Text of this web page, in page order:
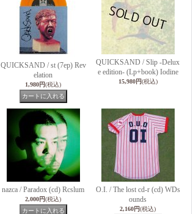
QUICKSAND / st (7ep) Rev
elation
1,980円(税込)
QUICKSAND / Slip -Delux
e edition- (Lp+book) Iodine
15,980円(税込)
nazca / Paradox (cd) Rcslum
2,000円(税込)
O.I. / The lost cd-r (cd) WDs
ounds
2,160円(税込)